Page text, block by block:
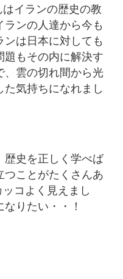
イランの歴史の教
ンの人達から今も
は日本に対しても
もその内に解決す
、雲の切れ間から光
気持ちになれまし
史を正しく学べば
ことがたくさんあ
コよく見えまし
りたい・・！